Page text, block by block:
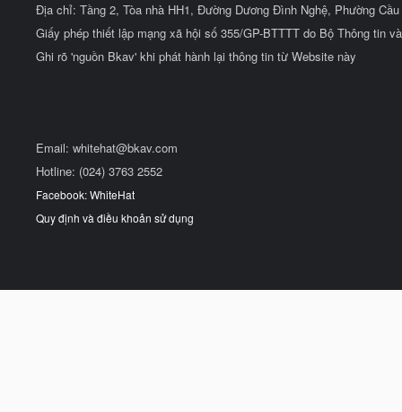
Địa chỉ: Tầng 2, Tòa nhà HH1, Đường Dương Đình Nghệ, Phường
Giấy phép thiết lập mạng xã hội số 355/GP-BTTTT do Bộ Thông tin
Ghi rõ 'nguồn Bkav' khi phát hành lại thông tin từ Website này
Email: whitehat@bkav.com
Hotline: (024) 3763 2552
Facebook: WhiteHat
Quy định và điều khoản sử dụng